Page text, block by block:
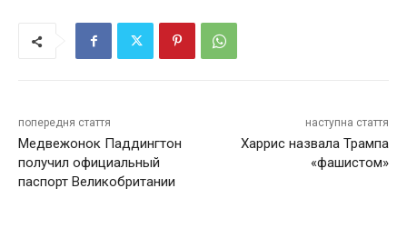
попередня стаття
Медвежонок Паддингтон
получил официальный
паспорт Великобритании
наступна стаття
Харрис назвала Трампа
«фашистом»